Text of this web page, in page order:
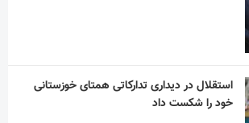
استقلال در دیداری تدارکاتی همتای خوزستانی
خود را شکست داد